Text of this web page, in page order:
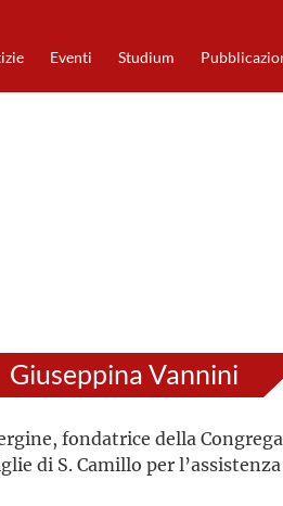
Eventi Studium
Giuseppina Vannini
fondatrice della
di S. Camillo per